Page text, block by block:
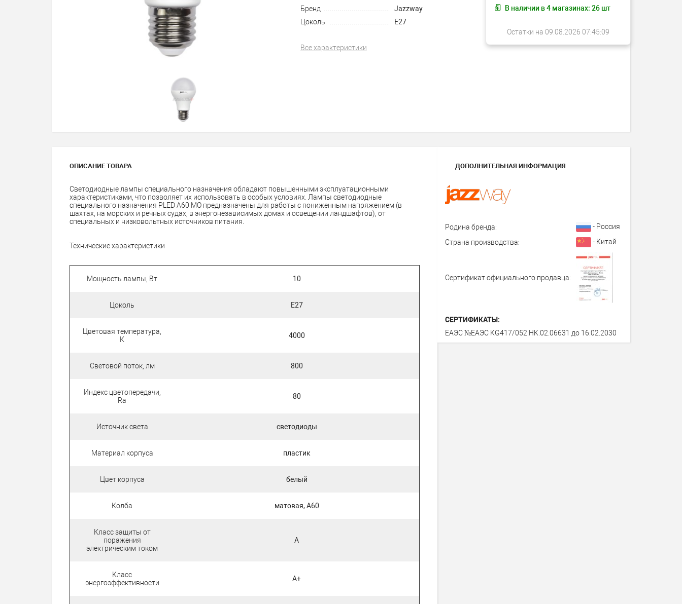
В наличии в4 магазинах: 26 шт
Остатки на 09.08.2026 07:45:09
Бренд
Jazzway
Цоколь
E27
Все характеристики
ОПИСАНИЕ ТОВАРА
Светодиодные лампы специального назначения обладают повышенными эксплуатационными
характеристиками, что позволяет их использовать в особых условиях. Лампы светодиодные
специального назначения PLED A60 MO предназначены для работы с пониженным напряжением (в
шахтах, на морских и речных судах, в энергонезависимых домах и освещении ландшафтов), от
специальных и низковольтных источников питания.
Технические характеристики
Мощность лампы, Вт 10
Цоколь E27
Цветовая температура,
К
4000
Световой поток, лм 800
Индекс цветопередачи,
Ra
80
Источник света светодиоды
Материал корпуса пластик
Цвет корпуса белый
Колба матовая, А60
Класс защиты от
поражения
электрическим током
A
Класс
энергоэффективности
A+
ДОПОЛНИТЕЛЬНАЯ ИНФОРМАЦИЯ
Родина бренда:
- Россия
Страна производства:
- Китай
Сертификат официального продавца:
СЕРТИФИКАТЫ:
ЕАЭС №ЕАЭС KG417/052.HK.02.06631 до 16.02.2030